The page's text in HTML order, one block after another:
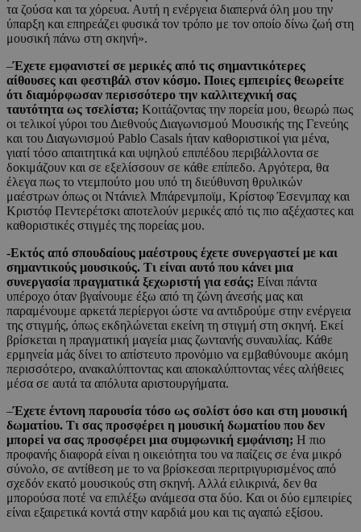
τα ζούσα και τα χόρευα. Αυτή η ενέργεια διαπερνά όλη μου την
ύπαρξη και επηρεάζει φυσικά τον τρόπο με τον οποίο δίνω ζωή στη
μουσική πάνω στη σκηνή».
–Έχετε εμφανιστεί σε μερικές από τις σημαντικότερες
αίθουσες και φεστιβάλ στον κόσμο. Ποιες εμπειρίες θεωρείτε
ότι διαμόρφωσαν περισσότερο την καλλιτεχνική σας
ταυτότητα ως τσελίστα; Κοιτάζοντας την πορεία μου, θεωρώ πως
οι τελικοί γύροι του Διεθνούς Διαγωνισμού Μουσικής της Γενεύης
και του Διαγωνισμού Pablo Casals ήταν καθοριστικοί για μένα,
γιατί τόσο απαιτητικά και υψηλού επιπέδου περιβάλλοντα σε
δοκιμάζουν και σε εξελίσσουν σε κάθε επίπεδο. Αργότερα, θα
έλεγα πως το ντεμπούτο μου υπό τη διεύθυνση θρυλικών
μαέστρων όπως οι Ντάνιελ Μπάρενμποϊμ, Κρίστοφ Έσενμπαχ και
Κριστόφ Πεντερέτσκι αποτελούν μερικές από τις πιο αξέχαστες και
καθοριστικές στιγμές της πορείας μου.
-Εκτός από σπουδαίους μαέστρους έχετε συνεργαστεί με και
σημαντικούς μουσικούς. Τι είναι αυτό που κάνει μια
συνεργασία πραγματικά ξεχωριστή για εσάς; Είναι πάντα
υπέροχο όταν βγαίνουμε έξω από τη ζώνη άνεσής μας και
παραμένουμε αρκετά περίεργοι ώστε να αντιδρούμε στην ενέργεια
της στιγμής, όπως εκδηλώνεται εκείνη τη στιγμή στη σκηνή. Εκεί
βρίσκεται η πραγματική μαγεία μιας ζωντανής συναυλίας. Κάθε
ερμηνεία μάς δίνει το απίστευτο προνόμιο να εμβαθύνουμε ακόμη
περισσότερο, ανακαλύπτοντας και αποκαλύπτοντας νέες αλήθειες
μέσα σε αυτά τα απόλυτα αριστουργήματα.
–Έχετε έντονη παρουσία τόσο ως σολίστ όσο και στη μουσική
δωματίου. Τι σας προσφέρει η μουσική δωματίου που δεν
μπορεί να σας προσφέρει μια συμφωνική εμφάνιση; Η πιο
προφανής διαφορά είναι η οικειότητα του να παίζεις σε ένα μικρό
σύνολο, σε αντίθεση με το να βρίσκεσαι περιτριγυρισμένος από
σχεδόν εκατό μουσικούς στη σκηνή. Αλλά ειλικρινά, δεν θα
μπορούσα ποτέ να επιλέξω ανάμεσα στα δύο. Και οι δύο εμπειρίες
είναι εξαιρετικά κοντά στην καρδιά μου και τις αγαπώ εξίσου.